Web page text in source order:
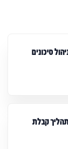
סיכונים
תהליך קבלת